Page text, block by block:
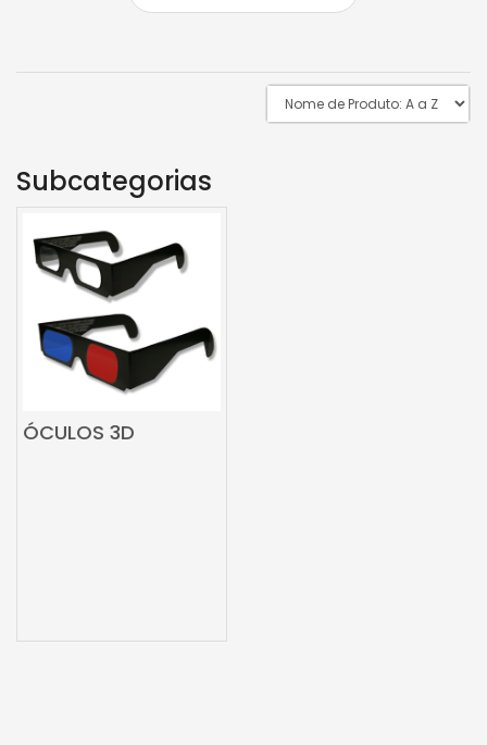
Subcategorias
ÓCULOS 3D